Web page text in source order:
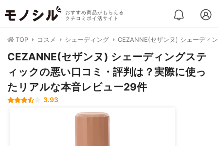
おすすめ商品がもらえる
クチコミポイ活サイト
TOP コスメ シェーディング CEZANNE(セザンヌ) シェーディ
CEZANNE(セザンヌ) シェーディングステ
ィックの悪い口コミ・評判は？実際に使っ
たリアルな本音レビュー29件
3.93